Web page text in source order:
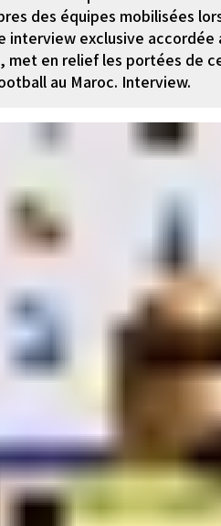
des équipes mobilisées
interview exclusive
met en relief les portées de
au Maroc. Interview.